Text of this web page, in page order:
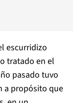
escurridizo
tratado en el
pasado tuvo
a propósito que